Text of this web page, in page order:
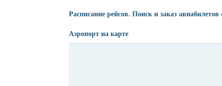
Расписание рейсов. Поиск и заказ авиабилетов
Аэропорт на карте